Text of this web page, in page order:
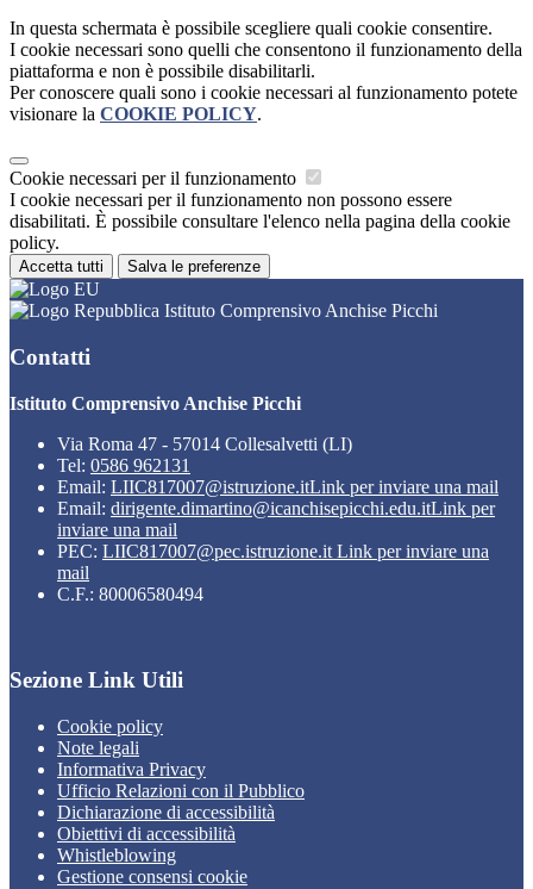
In questa schermata è possibile scegliere quali cookie consentire.
I cookie necessari sono quelli che consentono il funzionamento della
piattaforma e non è possibile disabilitarli.
Per conoscere quali sono i cookie necessari al funzionamento potete
visionare la COOKIE POLICY.
Cookie necessari per il funzionamento
I cookie necessari per il funzionamento non possono essere
disabilitati. È possibile consultare l'elenco nella pagina della cookie
policy.
Accetta tutti Salva le preferenze
Istituto Comprensivo Anchise Picchi
Contatti
Istituto Comprensivo Anchise Picchi
Via Roma 47 - 57014 Collesalvetti (LI)
Tel: 0586 962131
Email: LIIC817007@istruzione.itLink per inviare una mail
Email: dirigente.dimartino@icanchisepicchi.edu.itLink per
inviare una mail
PEC: LIIC817007@pec.istruzione.it Link per inviare una
mail
C.F.: 80006580494
Sezione Link Utili
Cookie policy
Note legali
Informativa Privacy
Ufficio Relazioni con il Pubblico
Dichiarazione di accessibilità
Obiettivi di accessibilità
Whistleblowing
Gestione consensi cookie